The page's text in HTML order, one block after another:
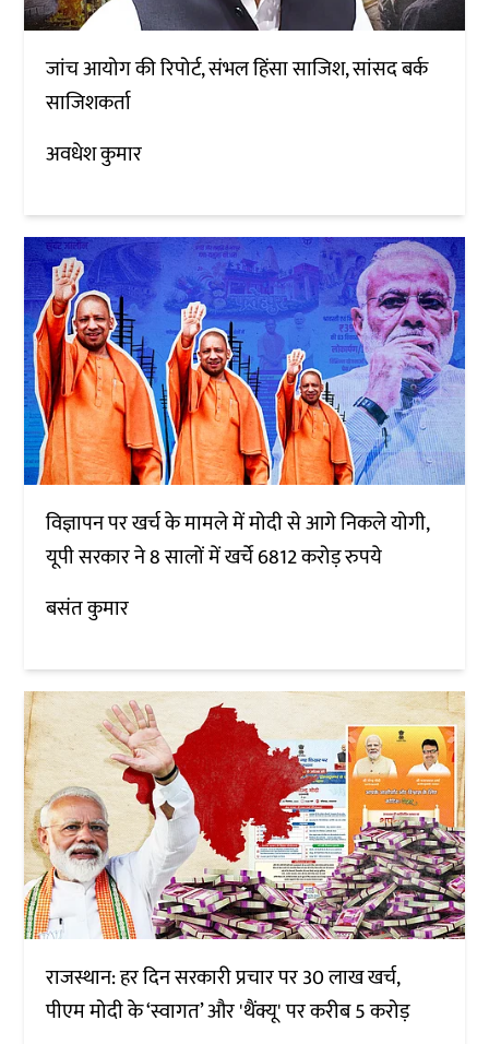
जांच आयोग की रिपोर्ट, संभल हिंसा साजिश, सांसद बर्क
साजिशकर्ता
अवधेश कुमार
विज्ञापन पर खर्च के मामले में मोदी से आगे निकले योगी,
यूपी सरकार ने 8 सालों में खर्चे 6812 करोड़ रुपये
बसंत कुमार
राजस्थान: हर दिन सरकारी प्रचार पर 30 लाख खर्च,
पीएम मोदी के ‘स्वागत’ और 'थैंक्यू' पर करीब 5 करोड़